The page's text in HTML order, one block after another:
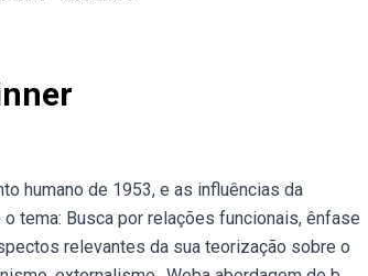
humano de 1953, e as influências da
tema: Busca por relações funcionais, ênfase
relevantes da sua teorização sobre o